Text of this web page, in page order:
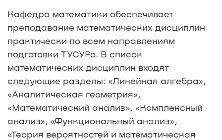
Кафедра математики обеспечивает
преподавание математических дисциплин
практически по всем направлениям
подготовки ТУСУРа. В список
математических дисциплин входят
следующие разделы: «Линейная алгебра»,
«Аналитическая геометрия»,
«Математический анализ», «Комплексный
анализ», «Функциональный анализ»,
«Теория вероятностей и математическая